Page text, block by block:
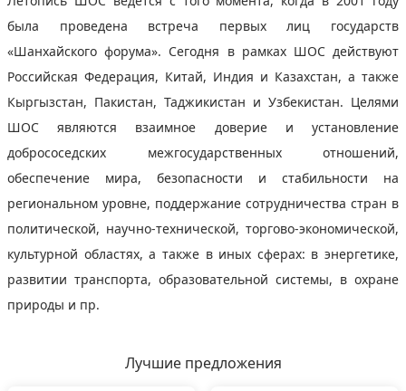
была проведена встреча первых лиц государств
«Шанхайского форума». Сегодня в рамках ШОС действуют
Российская Федерация, Китай, Индия и Казахстан, а также
Кыргызстан, Пакистан, Таджикистан и Узбекистан. Целями
ШОС являются взаимное доверие и установление
добрососедских межгосударственных отношений,
обеспечение мира, безопасности и стабильности на
региональном уровне, поддержание сотрудничества стран в
политической, научно-технической, торгово-экономической,
культурной областях, а также в иных сферах: в энергетике,
развитии транспорта, образовательной системы, в охране
природы и пр.
Лучшие предложения